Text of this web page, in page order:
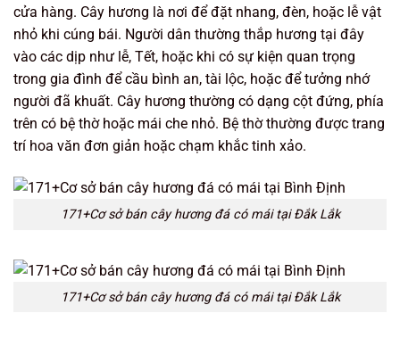
cửa hàng. Cây hương là nơi để đặt nhang, đèn, hoặc lễ vật
nhỏ khi cúng bái. Người dân thường thắp hương tại đây
vào các dịp như lễ, Tết, hoặc khi có sự kiện quan trọng
trong gia đình để cầu bình an, tài lộc, hoặc để tưởng nhớ
người đã khuất. Cây hương thường có dạng cột đứng, phía
trên có bệ thờ hoặc mái che nhỏ. Bệ thờ thường được trang
trí hoa văn đơn giản hoặc chạm khắc tinh xảo.
171+Cơ sở bán cây hương đá có mái tại Đắk Lắk
171+Cơ sở bán cây hương đá có mái tại Đắk Lắk